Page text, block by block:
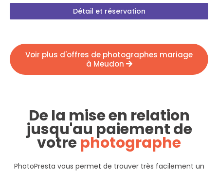
Détail et réservation
Voir plus d'offres de photographes mariage
à Meudon
De la mise en relation
jusqu'au paiement de
votrephotographe
PhotoPresta vous permet de trouver très facilement un